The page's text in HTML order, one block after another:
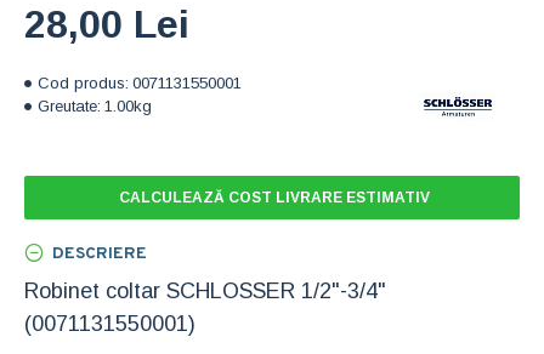
Cod produs: 0071131550001
Greutate: 1.00kg
28,00 Lei
CALCULEAZĂ COST LIVRARE ESTIMATIV
DESCRIERE
Robinet coltar SCHLOSSER 1/2"-3/4"
(0071131550001)